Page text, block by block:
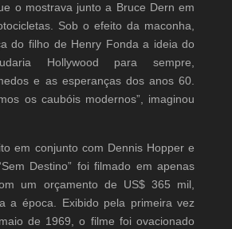
o mostrava junto a Bruce Dern em
Sob o efeito da maconha,
do filho de Henry Fonda a ideia do
Hollywood para sempre,
e as esperanças dos anos 60.
os caubóis modernos”, imaginou
em conjunto com Dennis Hopper e
Destino” foi filmado em apenas
um orçamento de US$ 365 mil,
a época. Exibido pela primeira vez
de 1969, o filme foi ovacionado